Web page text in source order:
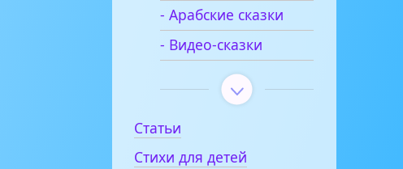
- Арабские сказки
- Видео-сказки
Статьи
Стихи для детей